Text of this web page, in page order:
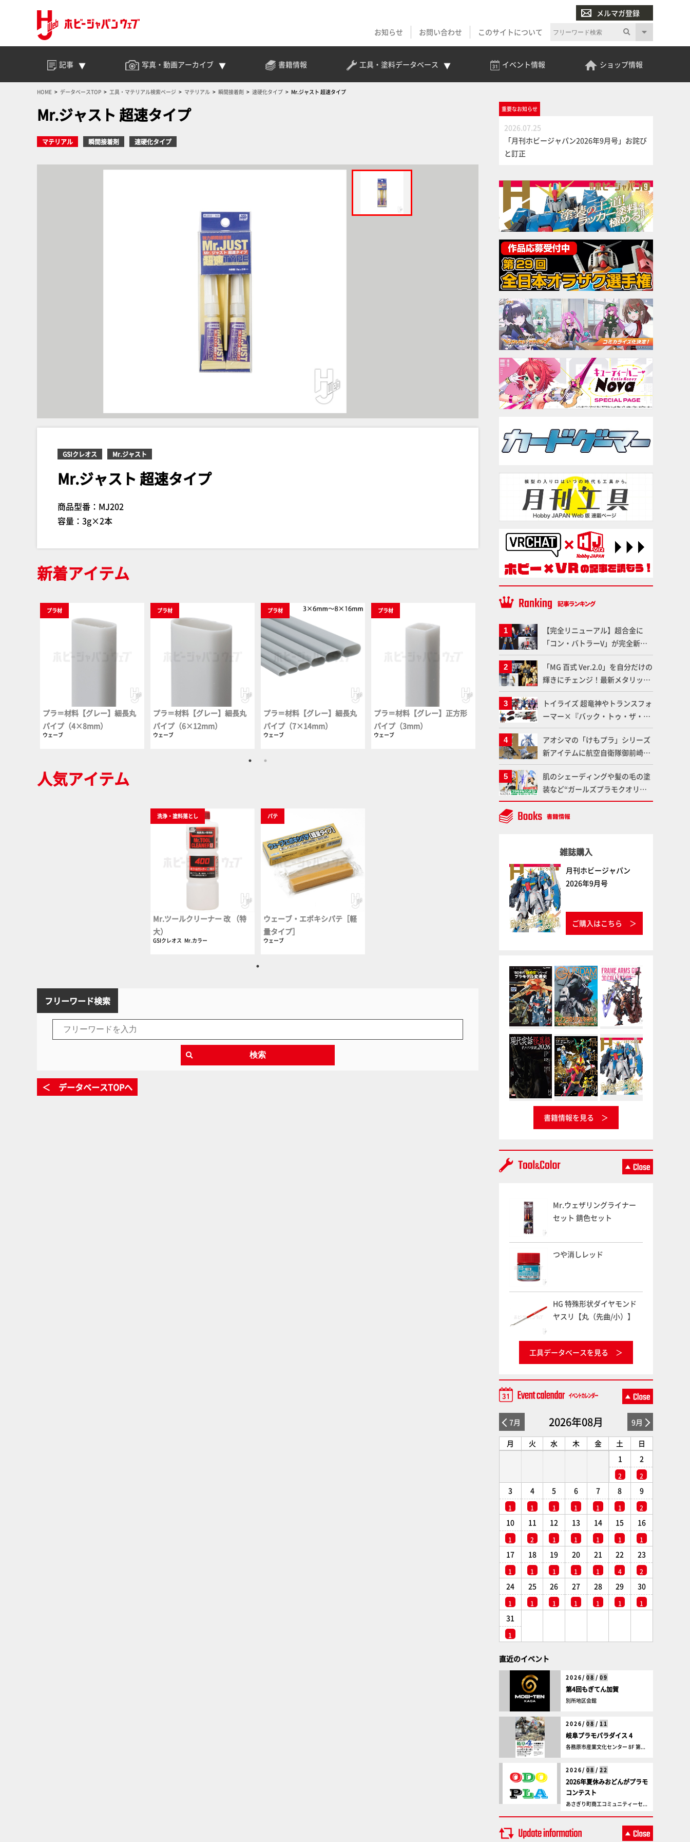
メルマガ登録
お知らせ
お問い合わせ このサイトについて
記事 写真・動画アーカイブ 書籍情報 工具・塗料データベース イベント情報 ショップ情報
HOME データベースTOP 工具・マテリアル検索ページ マテリアル 瞬間接着剤 速硬化タイプ Mr.ジャスト 超速タイプ
Mr.ジャスト 超速タイプ
マテリアル 瞬間接着剤 速硬化タイプ
GSIクレオス Mr.ジャスト
Mr.ジャスト 超速タイプ
商品型番：MJ202
容量：3g×2本
新着アイテム
プラ材
プラ＝材料【グレー】細長丸
パイプ（4×8mm）
ウェーブ
プラ材
プラ＝材料【グレー】細長丸
パイプ（6×12mm）
ウェーブ
プラ材
プラ＝材料【グレー】細長丸
パイプ（7×14mm）
ウェーブ
プラ材
プラ＝材料【グレー】正方形
パイプ（3mm）
ウェーブ
プラ材
プラ＝材料【グレー】正方形
パイプ（4mm）
ウェーブ
プラ＝材料【グレー】正方形
パイプ（6mm）
人気アイテム
洗浄・塗料落とし
Mr.ツールクリーナー 改 （特
大）
GSIクレオス Mr.カラー
パテ
ウェーブ・エポキシパテ［軽
量タイプ］
ウェーブ
フリーワード検索
検索
＜ データベースTOPへ
重要なお知らせ
2026.07.25
「月刊ホビージャパン2026年9月号」お詫び
と訂正
【完全リニューアル】超合金に
「コン・バトラーV」が完全新規
造形で登場！気になる仕様を試作
品の撮り下ろしでご紹介!!さらに
「大鉄人17」＆「ワンエイト」セ
ット情報もお届け！【超合金の
魂】
「MG 百式 Ver.2.0」を自分だけの
輝きにチェンジ！最新メタリック
塗料を使ってより金属感を増した
仕上がりに!!【試し読み】
トイライズ 超竜神やトランスフォ
ーマー×『バック・トゥ・ザ・フ
ューチャー』コラボアイテムな
ど、タカラトミーの注目アイテム
をチェック!!【タカラトミー
NEWITEM】
アオシマの「けもプラ」シリーズ
新アイテムに航空自衛隊御前崎分
屯基地の公式キャラクターとして
誕生した「おまねこ」が着任！け
もプラ公式サイト限定版と通常版
の2ラインで発売！
肌のシェーディングや髪の毛の塗
装など“ガールズプラモクオリテ
ィアップ術”で仕上げる！カスタ
ム作例「白騎士ソフィエラ」が完
11:59まで応募受付中】
雑誌購入
月刊ホビージャパン
2026年9月号
ご購入はこちら
書籍情報を見る
Mr.ウェザリングライナー
セット 錆色セット
つや消しレッド
HG 特殊形状ダイヤモンド
ヤスリ【丸（先曲/小）】
工具データベースを見る
7月 2026年08月 9月
月 火 水 木 金 土
日
1
2
2
2
3
1
4
1
5
1
6
1
7
1
8
1
9
2
10
1
11
2
12
1
13
1
14
1
15
1
16
1
17
1
18
1
19
1
20
1
21
1
22
4
23
2
24
1
25
1
26
1
27
1
28
1
29
1
30
1
31
1
直近のイベント
2026/ 08 / 09
第4回もぎてん加賀
別所地区会館
2026/ 08 / 11
岐阜プラモパラダイス 4
各務原市産業文化センター 8F 第...
2026/ 08 / 22
2026年夏休みおどんがプラモ
コンテスト
あさぎり町商工コミュニティーセ...